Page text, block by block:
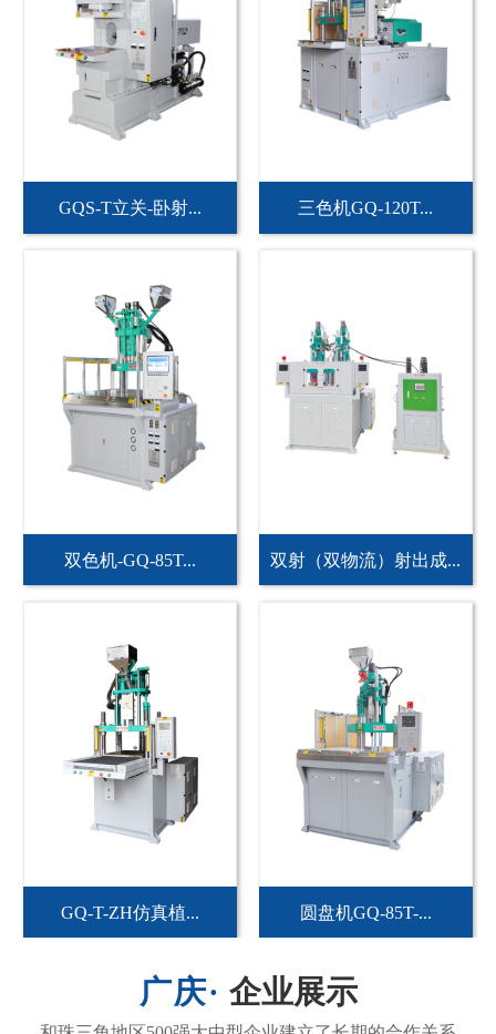
GQS-T立关-卧射... 三色机GQ-120T...
双色机-GQ-85T... 双射（双物流）射出成...
GQ-T-ZH仿真植... 圆盘机GQ-85T-...
企业展示